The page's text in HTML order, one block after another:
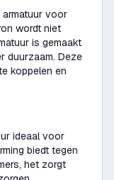
armatuur voor
wordt niet
is gemaakt
duurzaam. Deze
koppelen en
ideaal voor
biedt tegen
het zorgt